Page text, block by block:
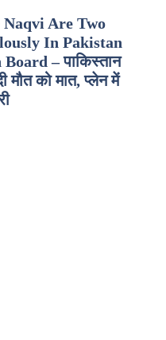
Are Two
In Pakistan
– पाकिस्तान
मौत को मात, प्लेन में